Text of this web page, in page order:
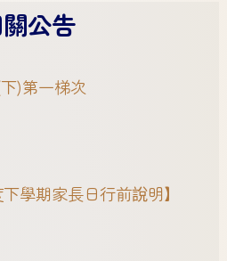
公告
)第一梯次
學期家長日行前說明】